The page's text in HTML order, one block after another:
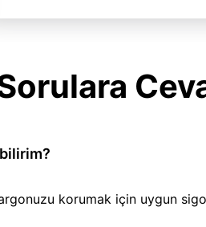
korumak için uygun